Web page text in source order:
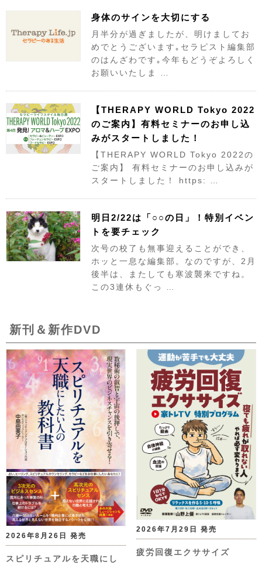
身体のサインを大切にする
月半分が過ぎましたが、明けましてお
めでとうございます｡セラピスト編集部
のはんざわです｡今年もどうぞよろしく
お願いいたしま …
【THERAPY WORLD Tokyo 2022
のご案内】有料セミナーのお申し込
みがスタートしました！
【THERAPY WORLD Tokyo 2022の
ご案内】 有料セミナーのお申し込みが
スタートしました！ https: …
明日2/22は「○○の日」！特別イベン
トを要チェック
次号の校了も無事迎えることができ、
ホッと一息な編集部。なのですが、2月
後半は、またしても寒波襲来ですね。
この3連休もぐっ …
新刊＆新作DVD
2026年8月26日 発売
スピリチュアルを天職にし
2026年7月29日 発売
疲労回復エクササイズ